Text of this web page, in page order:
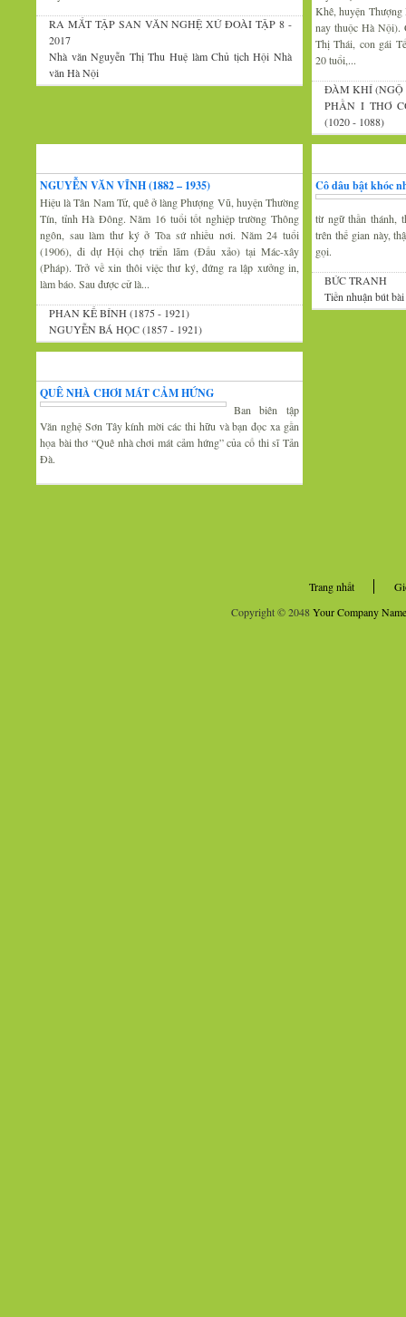
RA MẮT TẬP SAN VĂN NGHỆ XỨ ĐOÀI TẬP 8 -
2017
Nhà văn Nguyễn Thị Thu Huệ làm Chủ tịch Hội Nhà
văn Hà Nội
Khê, huyện
nay thuộc Hà Nội).
Thị Thái, con gái
20 tuổi,...
ĐÀM KHÍ (NGỘ
PHẦN I THƠ
(1020 - 1088)
NGUYỄN VĂN VĨNH (1882 – 1935)
Hiệu là Tân Nam Tử, quê ở làng Phượng Vũ, huyện Thường
Tín, tỉnh Hà Đông. Năm 16 tuổi tốt nghiệp trường Thông
ngôn, sau làm thư ký ở Tòa sứ nhiều nơi. Năm 24 tuổi
(1906), đi dự Hội chợ triển lãm (Đấu xảo) tại Mác-xây
(Pháp). Trở về xin thôi việc thư ký, đứng ra lập xưởng in,
làm báo. Sau được cử là...
PHAN KẾ BÍNH (1875 - 1921)
NGUYỄN BÁ HỌC (1857 - 1921)
Cô dâu bật khóc
từ ngữ thần thánh,
trên thế gian này,
gọi.
BỨC TRANH
Tiền nhuận bút
QUÊ NHÀ CHƠI MÁT CẢM HỨNG
Ban biên tập
Văn nghệ Sơn Tây kính mời các thi hữu và bạn đọc xa gần
họa bài thơ “Quê nhà chơi mát cảm hứng” của cố thi sĩ Tản
Đà.
Trang nhất
Copyright © 2048Your Company Name